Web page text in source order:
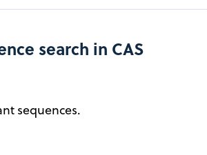
search in CAS
sequences.